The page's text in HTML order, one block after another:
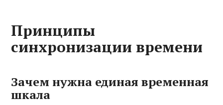
Принципы
синхронизации времени
Зачем нужна единая временная
шкала